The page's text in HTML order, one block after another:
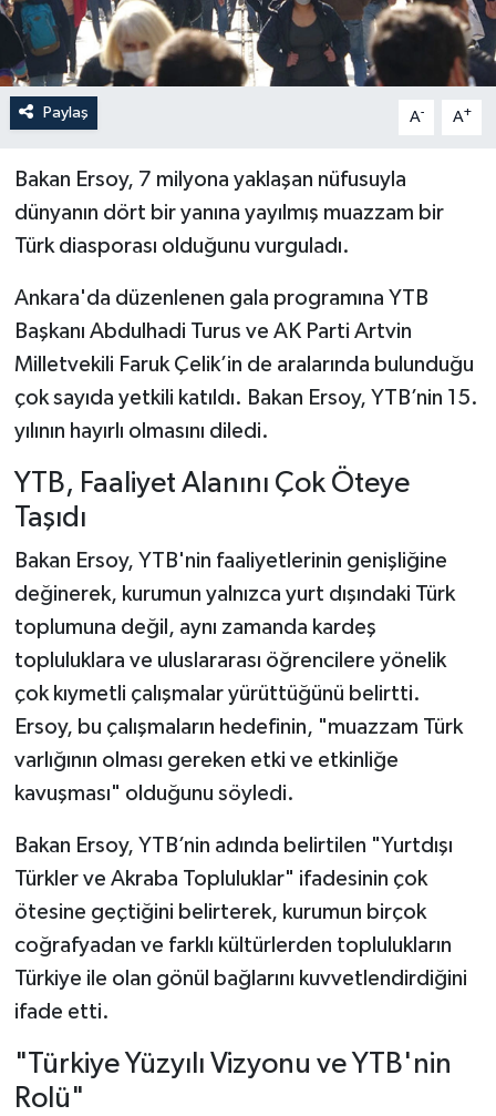
Paylaş A- A+
Bakan Ersoy, 7 milyona yaklaşan nüfusuyla
dünyanın dört bir yanına yayılmış muazzam bir
Türk diasporası olduğunu vurguladı.
Ankara'da düzenlenen gala programına YTB
Başkanı Abdulhadi Turus ve AK Parti Artvin
Milletvekili Faruk Çelik’in de aralarında bulunduğu
çok sayıda yetkili katıldı. Bakan Ersoy, YTB’nin 15.
yılının hayırlı olmasını diledi.
YTB, Faaliyet Alanını Çok Öteye
Taşıdı
Bakan Ersoy, YTB'nin faaliyetlerinin genişliğine
değinerek, kurumun yalnızca yurt dışındaki Türk
toplumuna değil, aynı zamanda kardeş
topluluklara ve uluslararası öğrencilere yönelik
çok kıymetli çalışmalar yürüttüğünü belirtti.
Ersoy, bu çalışmaların hedefinin, "muazzam Türk
varlığının olması gereken etki ve etkinliğe
kavuşması" olduğunu söyledi.
Bakan Ersoy, YTB’nin adında belirtilen "Yurtdışı
Türkler ve Akraba Topluluklar" ifadesinin çok
ötesine geçtiğini belirterek, kurumun birçok
coğrafyadan ve farklı kültürlerden toplulukların
Türkiye ile olan gönül bağlarını kuvvetlendirdiğini
ifade etti.
"Türkiye Yüzyılı Vizyonu ve YTB'nin
Rolü"